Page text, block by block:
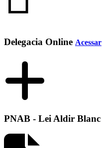
Delegacia Online Acessar
PNAB - Lei Aldir Blanc